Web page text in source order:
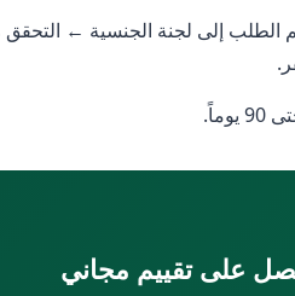
على تقييم مجاني